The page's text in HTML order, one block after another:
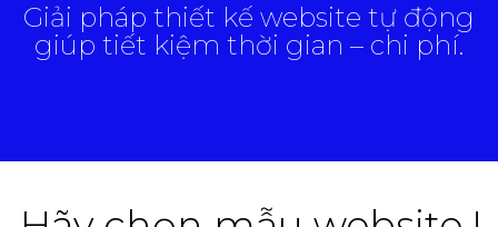
Giải pháp thiết kế website tự động
giúp tiết kiệm thời gian – chi phí.